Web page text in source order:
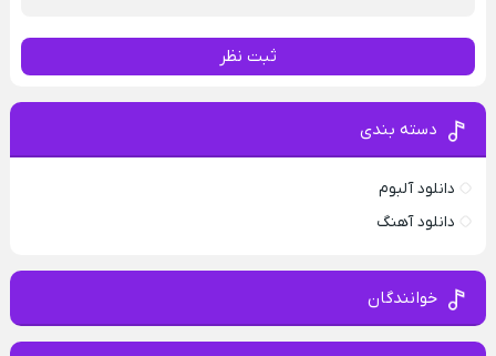
ثبت نظر
دسته بندی
دانلود آلبوم
دانلود آهنگ
خوانندگان